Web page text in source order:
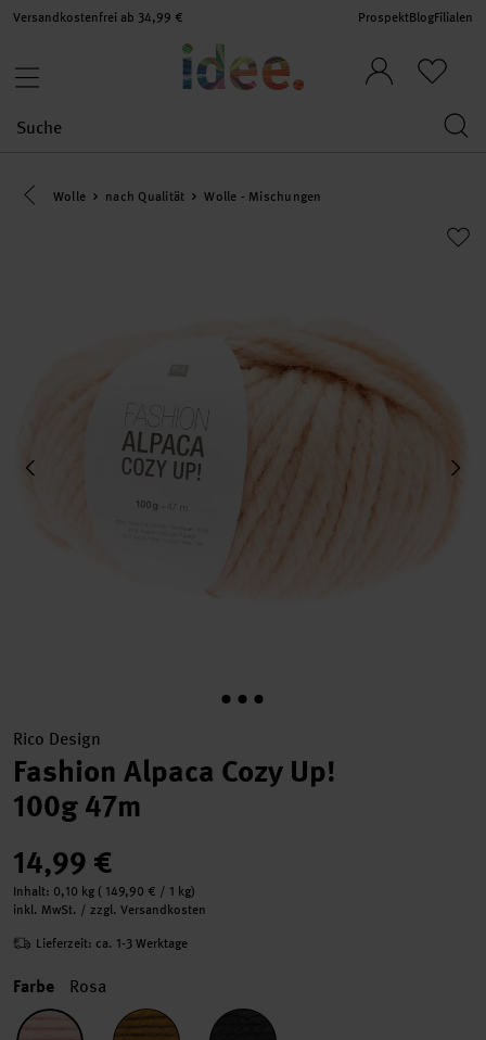
Versandkostenfrei ab 34,99 € ProspektBlogFilialen
Eine Kategorie zurück navigieren
Wolle nach Qualität Wolle - Mischungen
Rico Design
Fashion Alpaca Cozy Up!
100g 47m
14,99 €
Inhalt: 0,10 kg ( 149,90 € / 1 kg)
inkl. MwSt. / zzgl. Versandkosten
Lieferzeit: ca. 1-3 Werktage
Farbe Rosa